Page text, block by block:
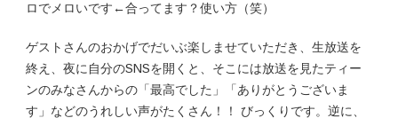
ロでメロいです←合ってます？使い方（笑）
ゲストさんのおかげでだいぶ楽しませていただき、生放送を
終え、夜に自分のSNSを開くと、そこには放送を見たティー
ンのみなさんからの「最高でした」「ありがとうございま
す」などのうれしい声がたくさん！！ びっくりです。逆に、